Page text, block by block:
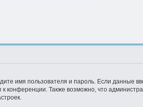
имя пользователя и пароль. Если данные
конференции. Также возможно, что